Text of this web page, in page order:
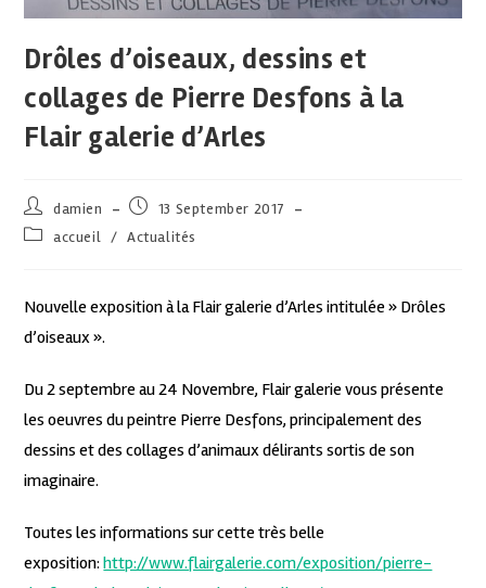
Drôles d’oiseaux, dessins et
collages de Pierre Desfons à la
Flair galerie d’Arles
damien
13 September 2017
accueil / Actualités
Nouvelle exposition à la Flair galerie d’Arles intitulée » Drôles
d’oiseaux ».
Du 2 septembre au 24 Novembre, Flair galerie vous présente
les oeuvres du peintre Pierre Desfons, principalement des
dessins et des collages d’animaux délirants sortis de son
imaginaire.
Toutes les informations sur cette très belle
exposition:http://www.flairgalerie.com/exposition/pierre-